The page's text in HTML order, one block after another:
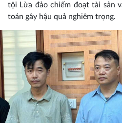
tội Lừa đảo chiếm đoạt tài sản
toán gây hậu quả nghiêm trọng.